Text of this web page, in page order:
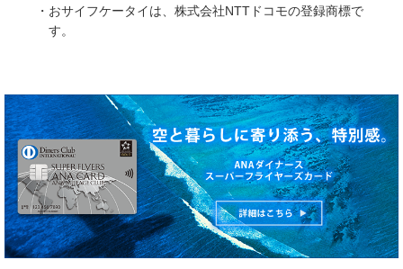
・おサイフケータイは、株式会社NTTドコモの登録商標で
す。